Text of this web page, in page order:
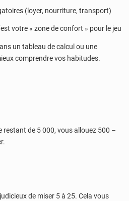
(loyer, nourriture, transport)
votre « zone de confort » pour le jeu
un tableau de calcul ou une
comprendre vos habitudes.
restant de 5 000, vous allouez 500 –
de miser 5 à 25. Cela vous